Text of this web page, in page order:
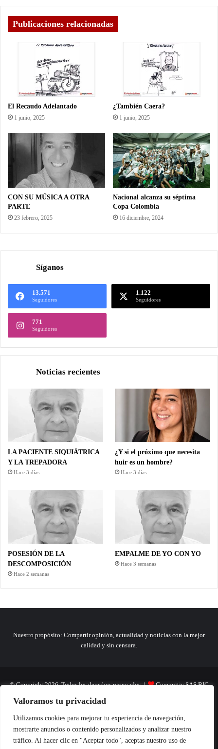
Valoramos tu privacidad
Utilizamos cookies para mejorar tu experiencia de navegación,
mostrarte anuncios o contenido personalizados y analizar nuestro
tráfico. Al hacer clic en "Aceptar todo", aceptas nuestro uso de
Publicaciones relacionadas
El Recaudo Adelantado
1 junio, 2025
¿También Caera?
1 junio, 2025
CON SU MÚSICA A OTRA
PARTE
23 febrero, 2025
Nacional alcanza su séptima
Copa Colombia
16 diciembre, 2024
Síganos
13.571
Seguidores
1.122
Seguidores
771
Seguidores
Noticias recientes
LA PACIENTE SIQUIÁTRICA
Y LA TREPADORA
Hace 3 días
¿Y si el próximo que necesita
huir es un hombre?
Hace 3 días
POSESIÓN DE LA
DESCOMPOSICIÓN
Hace 2 semanas
EMPALME DE YO CON YO
Hace 3 semanas
Nuestro propósito: Compartir opinión, actualidad y noticias con la mejor
calidad y sin censura.
© Copyright 2026, Todos los derechos reservados | Comunitic SAS BIC
Nit 901228106
Home Actualidad Variedades Opinion Turismo Deportes
El Tinteadero Caricaturas Reportajes